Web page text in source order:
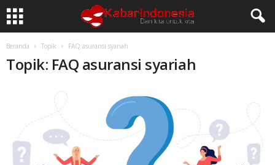
Beranda Topik FAQ asuransi syariah
Topik: FAQ asuransi syariah